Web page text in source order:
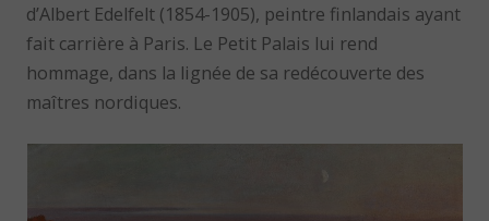
d’Albert Edelfelt (1854-1905), peintre finlandais ayant
fait carrière à Paris. Le Petit Palais lui rend
hommage, dans la lignée de sa redécouverte des
maîtres nordiques.